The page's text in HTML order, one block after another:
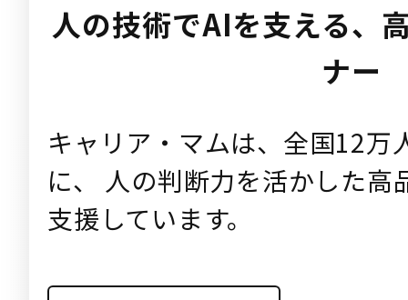
人の技術でAIを支える、
ナー
キャリア・マムは、全国12万
に、 人の判断力を活かした高
支援しています。